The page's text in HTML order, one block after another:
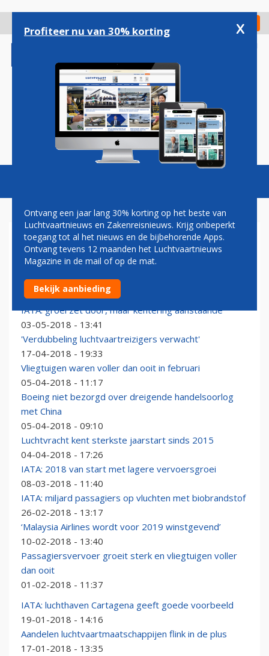
gaan
Check in
Magazine Podcasts Vacatures
IATA
Vraag naar luchtvrachtvervoer trekt aan
30-05-2018 - 11:02
IATA: groei zet door, maar kentering aanstaande
03-05-2018 - 13:41
'Verdubbeling luchtvaartreizigers verwacht'
17-04-2018 - 19:33
Vliegtuigen waren voller dan ooit in februari
05-04-2018 - 11:17
Boeing niet bezorgd over dreigende handelsoorlog
met China
05-04-2018 - 09:10
Luchtvracht kent sterkste jaarstart sinds 2015
04-04-2018 - 17:26
IATA: 2018 van start met lagere vervoersgroei
08-03-2018 - 11:40
IATA: miljard passagiers op vluchten met biobrandstof
26-02-2018 - 13:17
‘Malaysia Airlines wordt voor 2019 winstgevend’
10-02-2018 - 13:40
Passagiersvervoer groeit sterk en vliegtuigen voller
dan ooit
01-02-2018 - 11:37
IATA: luchthaven Cartagena geeft goede voorbeeld
19-01-2018 - 14:16
Aandelen luchtvaartmaatschappijen flink in de plus
17-01-2018 - 13:35
Profiteer nu van 30% korting x
Ontvang een jaar lang 30% korting op het beste van
Luchtvaartnieuws en Zakenreisnieuws. Krijg onbeperkt
toegang tot al het nieuws en de bijbehorende Apps.
Ontvang tevens 12 maanden het Luchtvaartnieuws
Magazine in de mail of op de mat.
Bekijk aanbieding